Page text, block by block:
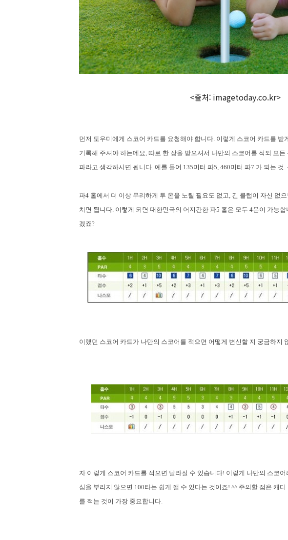
<출처: imagetoday.co.kr>
먼저 도우미에게 스코어 카드를 요청해야 합니다 이렇게 스코어 카드를 받
기록해 주셔야 하는데요 따로 한 장을 받으셔서 나만의 스코어를 적되 모든
파라고 생각하시면 됩니다 예를 들어 135미터 파5, 460미터 파7 가 되는 것
파4 홀에서 더 이상 무리하게 투 온을 노릴 필요도 없고 긴 클럽이 자신 없으
치면 됩니다 이렇게 되면 대한민국의 어지간한 파5 홀은 모두 4온이 가능합
겠죠?
이랬던 스코어 카드가 나만의 스코어를 적으면 어떻게 변신할 지 궁금하지
자 이렇게 스코어 카드를 적으면 달라질 수 있습니다! 이렇게 나만의 스코어
심을 부리지 않으면 100타는 쉽게 깰 수 있다는 것이죠! ^^ 주의할 점은 캐
를 적는 것이 가장 중요합니다